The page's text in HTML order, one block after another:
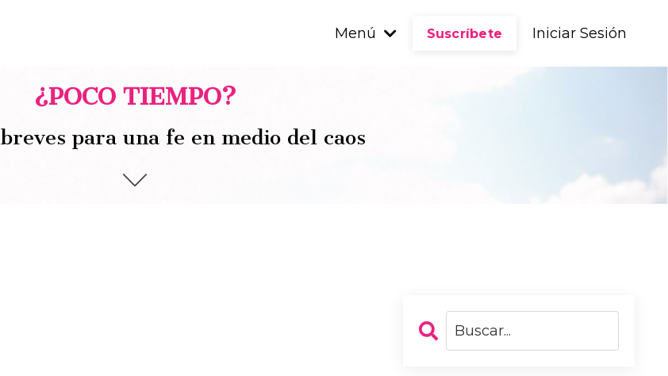
Menú Suscríbete Iniciar Sesión
¿POCO TIEMPO?
para una fe en medio del caos